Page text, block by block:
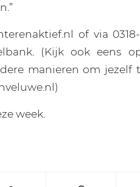
of via
(Kijk ook eens
manieren om jezelf
week.